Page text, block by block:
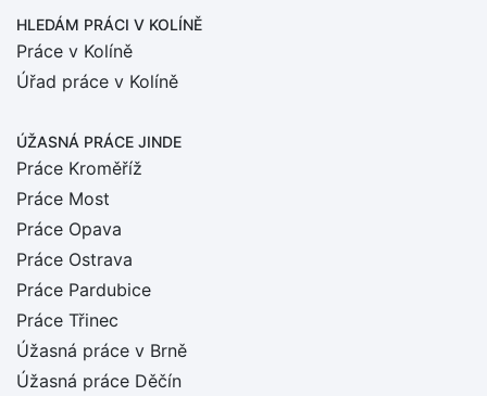
HLEDÁM PRÁCI V KOLÍNĚ
Práce v Kolíně
Úřad práce v Kolíně
ÚŽASNÁ PRÁCE JINDE
Práce Kroměříž
Práce Most
Práce Opava
Práce Ostrava
Práce Pardubice
Práce Třinec
Úžasná práce v Brně
Úžasná práce Děčín